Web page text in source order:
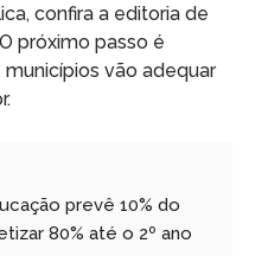
confira a editoria de
próximo passo é
vão adequar
prevê 10% do
80% até o 2º ano